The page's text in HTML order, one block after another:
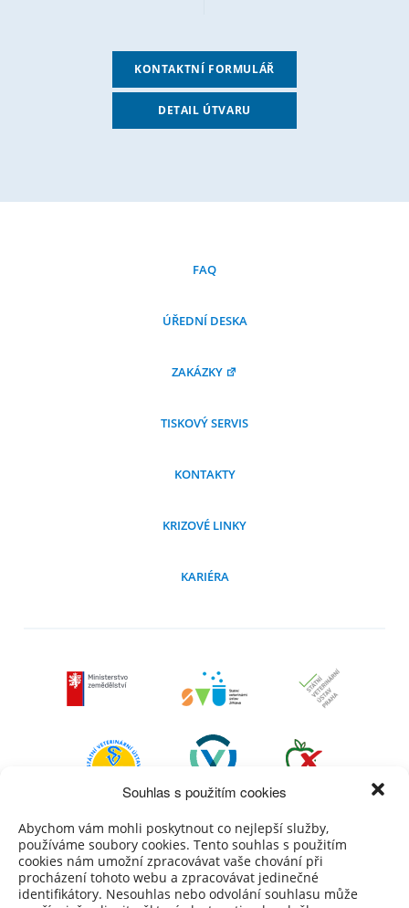
Souhlas s použitím cookies
Abychom vám mohli poskytnout co nejlepší služby,
používáme soubory cookies. Tento souhlas s použitím
cookies nám umožní zpracovávat vaše chování při
procházení tohoto webu a zpracovávat jedinečné
identifikátory. Nesouhlas nebo odvolání souhlasu může
KONTAKTNÍ FORMULÁŘ
DETAIL ÚTVARU
FAQ
ÚŘEDNÍ DESKA
ZAKÁZKY
TISKOVÝ SERVIS
KONTAKTY
KRIZOVÉ LINKY
KARIÉRA